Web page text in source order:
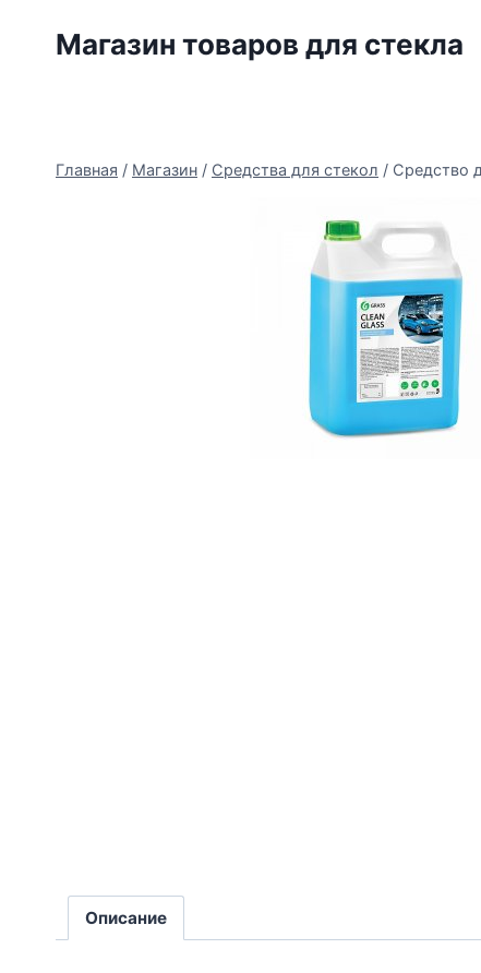
Магазин товаров для стекла
Главная / Магазин / Средства для стекол / Средство
Описание